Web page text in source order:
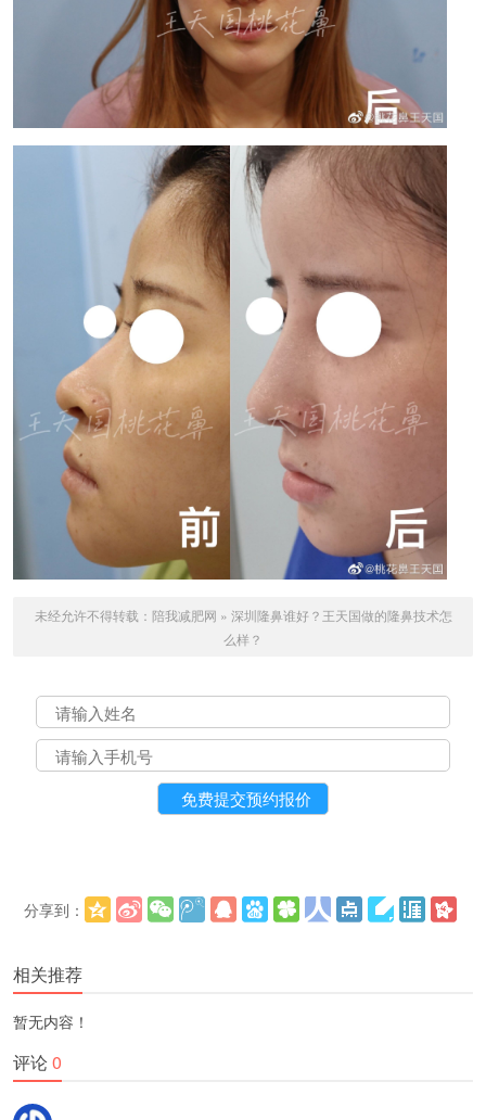
未经允许不得转载： 陪我减肥网 » 深圳隆鼻谁好？王天国做的隆鼻技术怎
么样？
分享到：
相关推荐
暂无内容！
评论0